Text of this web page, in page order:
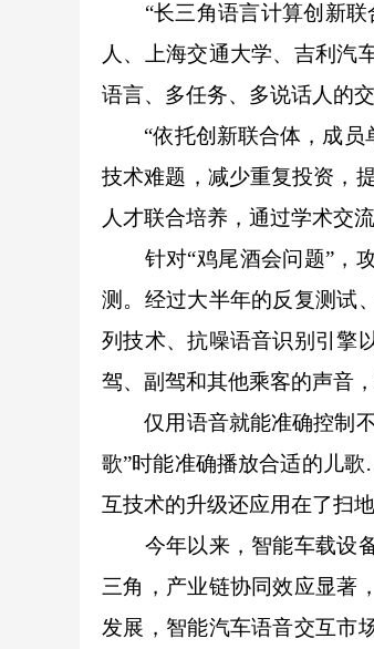
“长三角语言计算创新联
人、上海交通大学、吉利汽
语言、多任务、多说话人的
“依托创新联合体，成员
技术难题，减少重复投资，
人才联合培养，通过学术交
针对“鸡尾酒会问题”，攻
测。经过大半年的反复测试
列技术、抗噪语音识别引擎
驾、副驾和其他乘客的声音
仅用语音就能准确控制不
歌”时能准确播放合适的儿
互技术的升级还应用在了扫
今年以来，智能车载设备
三角，产业链协同效应显著
发展，智能汽车语音交互市